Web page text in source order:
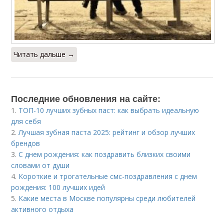
Читать дальше →
Последние обновления на сайте:
1. ТОП-10 лучших зубных паст: как выбрать идеальную
для себя
2.Лучшая зубная паста 2025: рейтинг и обзор лучших
брендов
3.С днем рождения: как поздравить близких своими
словами от души
4. Короткие и трогательные смс-поздравления с днем
рождения: 100 лучших идей
5. Какие места в Москве популярны среди любителей
активного отдыха